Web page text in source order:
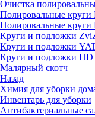
Очистка
Полировальные круги
Полировальные круги
Круги и подложки
Круги и подложки
Круги и подложки HD
Малярный скотч
Назад
Химия для уборки
Инвентарь для уборки
Антибактериальные